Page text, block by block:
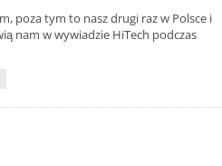
poza tym to nasz drugi raz w Polsce i
nam w wywiadzie HiTech podczas